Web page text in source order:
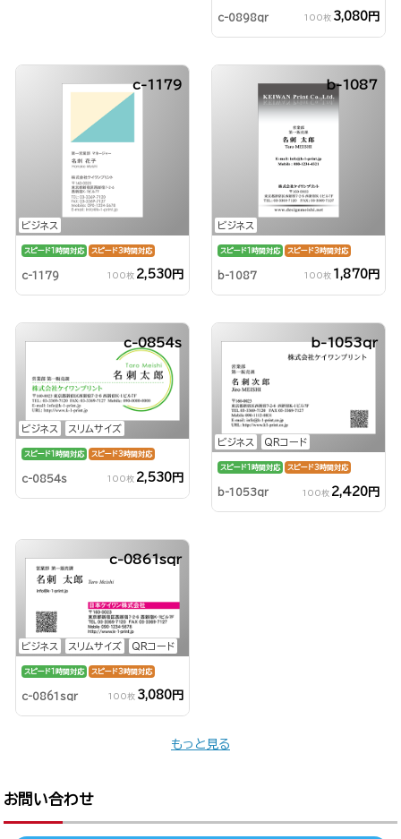
c-0898qr 100枚 3,080円
ビジネス
c-1179
スピード1時間対応 スピード3時間対応
c-1179 100枚 2,530円
ビジネス
b-1087
スピード1時間対応 スピード3時間対応
b-1087 100枚 1,870円
ビジネス スリムサイズ
c-0854s
スピード1時間対応 スピード3時間対応
c-0854s 100枚 2,530円
ビジネス QRコード
b-1053qr
スピード1時間対応 スピード3時間対応
b-1053qr 100枚 2,420円
ビジネス スリムサイズ QRコード
c-0861sqr
スピード1時間対応 スピード3時間対応
c-0861sqr 100枚 3,080円
もっと見る
お問い合わせ